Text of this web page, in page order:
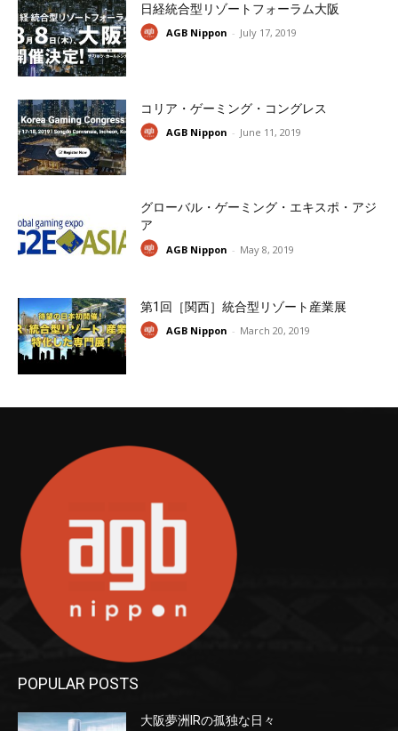
日経統合型リゾートフォーラム大阪
AGB Nippon - July 17, 2019
コリア・ゲーミング・コングレス
AGB Nippon - June 11, 2019
グローバル・ゲーミング・エキスポ・アジ
ア
AGB Nippon - May 8, 2019
第1回［関西］統合型リゾート産業展
AGB Nippon - March 20, 2019
POPULAR POSTS
大阪夢洲IRの孤独な日々